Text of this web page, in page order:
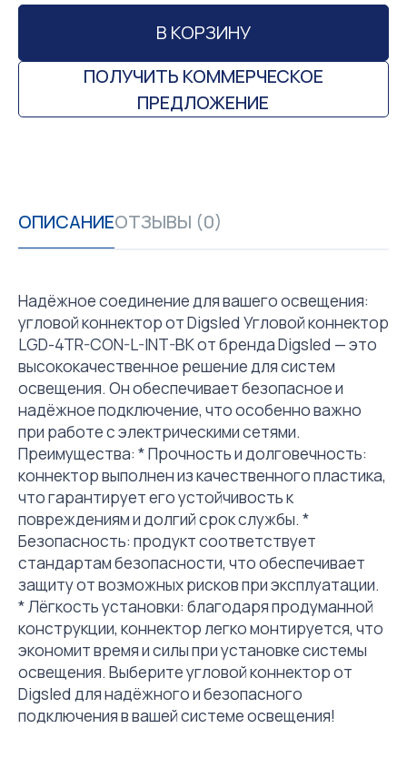
В КОРЗИНУ
ПОЛУЧИТЬ КОММЕРЧЕСКОЕ
ПРЕДЛОЖЕНИЕ
ОПИСАНИЕОТЗЫВЫ (0)
Надёжное соединение для вашего освещения:
угловой коннектор от Digsled Угловой коннектор
LGD-4TR-CON-L-INT-BK от бренда Digsled — это
высококачественное решение для систем
освещения. Он обеспечивает безопасное и
надёжное подключение, что особенно важно
при работе с электрическими сетями.
Преимущества: * Прочность и долговечность:
коннектор выполнен из качественного пластика,
что гарантирует его устойчивость к
повреждениям и долгий срок службы. *
Безопасность: продукт соответствует
стандартам безопасности, что обеспечивает
защиту от возможных рисков при эксплуатации.
* Лёгкость установки: благодаря продуманной
конструкции, коннектор легко монтируется, что
экономит время и силы при установке системы
освещения. Выберите угловой коннектор от
Digsled для надёжного и безопасного
подключения в вашей системе освещения!